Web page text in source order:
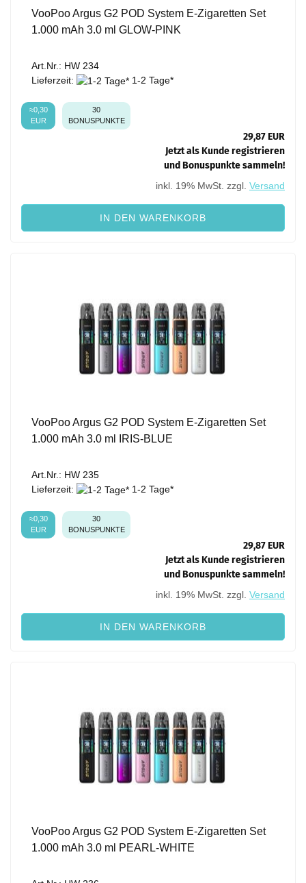
VooPoo Argus G2 POD System E-Zigaretten Set
1.000 mAh 3.0 ml GLOW-PINK
Art.Nr.: HW 234
Lieferzeit:
1-2 Tage*
30
BONUSPUNKTE
≈0,30
EUR
29,87 EUR
Jetzt als Kunde registrieren
und Bonuspunkte sammeln!
inkl. 19% MwSt. zzgl. Versand
IN DEN WARENKORB
VooPoo Argus G2 POD System E-Zigaretten Set
1.000 mAh 3.0 ml IRIS-BLUE
Art.Nr.: HW 235
Lieferzeit:
1-2 Tage*
30
BONUSPUNKTE
≈0,30
EUR
29,87 EUR
Jetzt als Kunde registrieren
und Bonuspunkte sammeln!
inkl. 19% MwSt. zzgl. Versand
IN DEN WARENKORB
VooPoo Argus G2 POD System E-Zigaretten Set
1.000 mAh 3.0 ml PEARL-WHITE